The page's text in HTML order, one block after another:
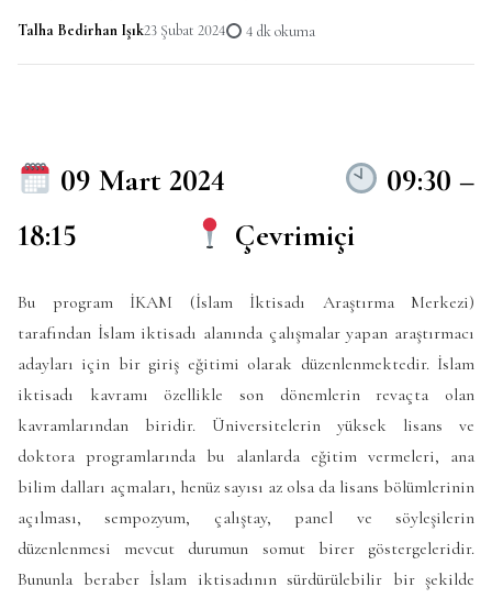
Talha Bedirhan Işık23 Şubat 2024 4 dk okuma
09 Mart 2024
09:30 –
18:15
Çevrimiçi
Bu program İKAM (İslam İktisadı Araştırma Merkezi)
tarafından İslam iktisadı alanında çalışmalar yapan araştırmacı
adayları için bir giriş eğitimi olarak düzenlenmektedir. İslam
iktisadı kavramı özellikle son dönemlerin revaçta olan
kavramlarından biridir. Üniversitelerin yüksek lisans ve
doktora programlarında bu alanlarda eğitim vermeleri, ana
bilim dalları açmaları, henüz sayısı az olsa da lisans bölümlerinin
açılması, sempozyum, çalıştay, panel ve söyleşilerin
düzenlenmesi mevcut durumun somut birer göstergeleridir.
Bununla beraber İslam iktisadının sürdürülebilir bir şekilde